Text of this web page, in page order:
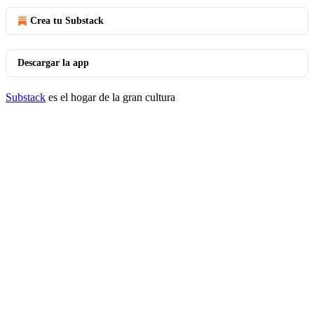
Crea tu Substack
Descargar la app
Substack es el hogar de la gran cultura